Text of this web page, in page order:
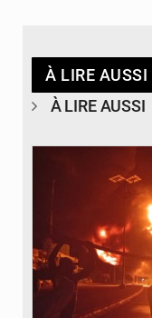
À LIRE AUSSI
À LIRE AUSSI